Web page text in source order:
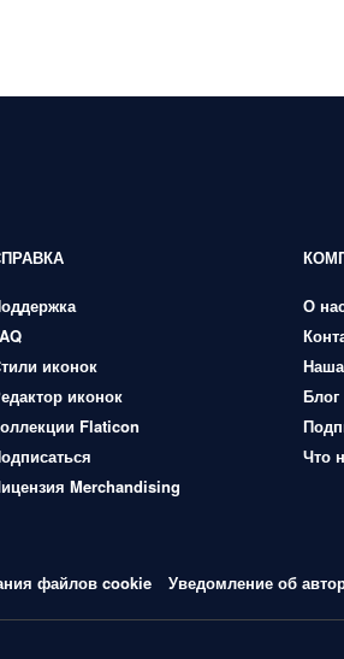
иконок
иконок
Flaticon
Merchandising
О
Блог
Что
файлов cookie Уведомление об